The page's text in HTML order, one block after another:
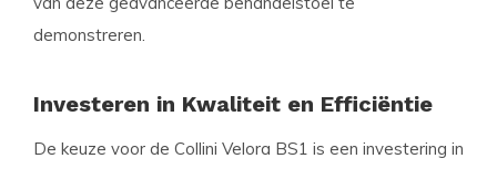
demonstreren.
Investeren in Kwaliteit en Efficiëntie
De keuze voor de Collini Velora BS1 is een investering in